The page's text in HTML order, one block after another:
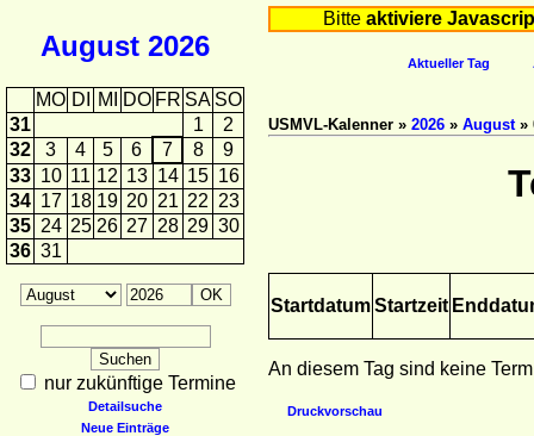
August 2026
MO DI MI DO FR SA SO
31
1
2
32
3 4 5 6 7 8
9
33 10 11 12 13 14 15 16
34 17 18 19 20 21 22 23
35 24 25 26 27 28 29 30
36 31
nur zukünftige Termine
Detailsuche
Neue Einträge
Bitte aktiviere
Aktueller Tag
USMVL-Kalenner » 2026 » August»
StartdatumStartzeit
An diesem Tag sind keine
Druckvorschau